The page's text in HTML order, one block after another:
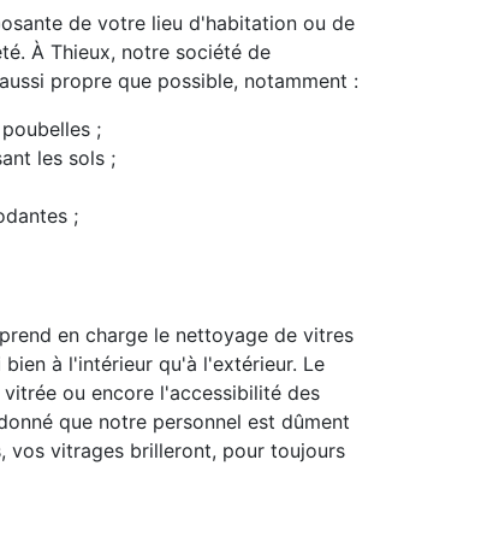
de votre lieu d'habitation ou de
À Thieux, notre société de
propre que possible, notamment :
;
les sols ;
;
en charge le nettoyage de vitres
à l'intérieur qu'à l'extérieur. Le
ou encore l'accessibilité des
que notre personnel est dûment
vos vitrages brilleront, pour toujours